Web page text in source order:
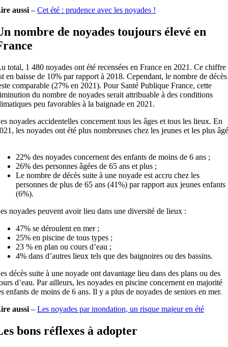
aussi– Cet été : prudence avec les noyades !
nombre de noyades toujours élevé en
total, 1 480 noyades ont été recensées en France en 2021. Ce chiffre
en baisse de 10% par rapport à 2018. Cependant, le nombre de décès
comparable (27% en 2021). Pour Santé Publique France, cette
du nombre de noyades serait attribuable à des conditions
peu favorables à la baignade en 2021.
noyades accidentelles concernent tous les âges et tous les lieux. En
les noyades ont été plus nombreuses chez les jeunes et les plus
22% des noyades concernent des enfants de moins de 6 ans ;
26% des personnes âgées de 65 ans et plus ;
Le nombre de décès suite à une noyade est accru chez les
personnes de plus de 65 ans (41%) par rapport aux jeunes enfants
(6%).
noyades peuvent avoir lieu dans une diversité de lieux :
47% se déroulent en mer ;
25% en piscine de tous types ;
23 % en plan ou cours d’eau ;
4% dans d’autres lieux tels que des baignoires ou des bassins.
décès suite à une noyade ont davantage lieu dans des plans ou des
d’eau. Par ailleurs, les noyades en piscine concernent en majorité
enfants de moins de 6 ans. Il y a plus de noyades de seniors en mer.
aussi– Les noyades par inondation, un risque majeur en été
bons réflexes à adopter